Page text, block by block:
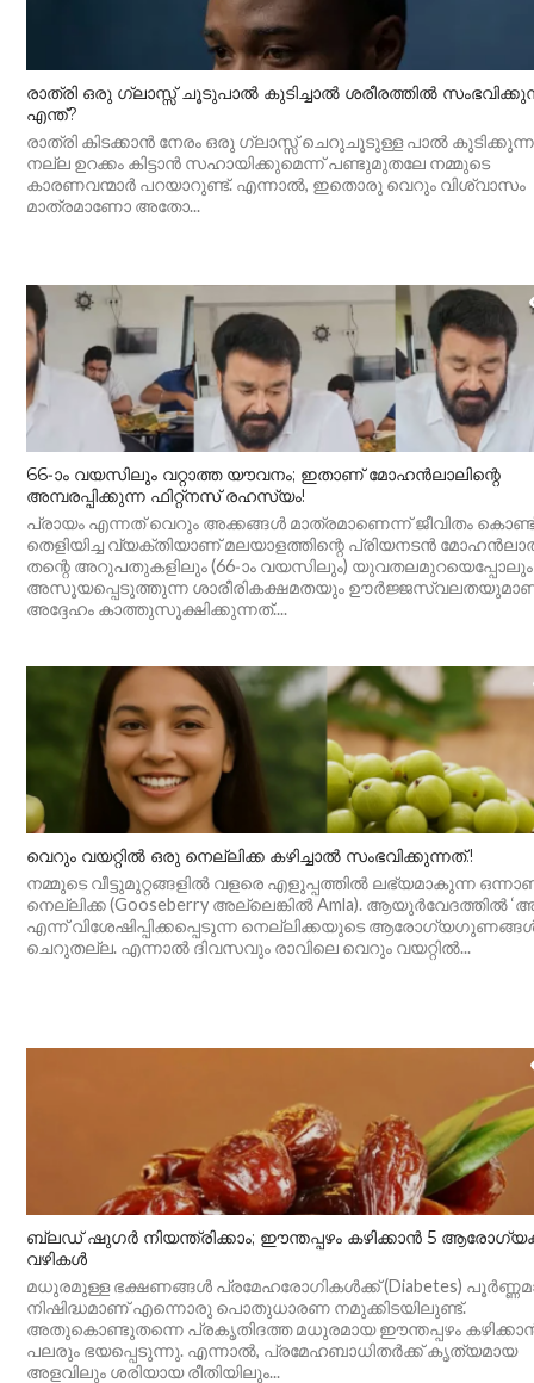
രാത്രി ഒരു ഗ്ലാസ്സ് ചൂടുപാൽ കുടിച്ചാൽ ശരീരത്തിൽ
എന്ത്?
രാത്രി കിടക്കാൻ നേരം ഒരു ഗ്ലാസ്സ് ചെറുചൂടുള്ള പാൽ
നല്ല ഉറക്കം കിട്ടാൻ സഹായിക്കുമെന്ന് പണ്ടുമുതലേ നമ്മുടെ
കാരണവന്മാർ പറയാറുണ്ട്. എന്നാൽ, ഇതൊരു വെറും വിശ്വാസം
മാത്രമാണോ അതോ...
66-ാം വയസിലും വറ്റാത്ത യൗവനം; ഇതാണ് മോഹൻലാലിന്റെ
അമ്പരപ്പിക്കുന്ന ഫിറ്റ്‌നസ് രഹസ്യം!
പ്രായം എന്നത് വെറും അക്കങ്ങൾ മാത്രമാണെന്ന് ജീവിതം കൊണ്ട്
തെളിയിച്ച വ്യക്തിയാണ് മലയാളത്തിന്റെ പ്രിയനടൻ
തന്റെ അറുപതുകളിലും (66-ാം വയസിലും) യുവതലമുറയെപ്പോലും
അസൂയപ്പെടുത്തുന്ന ശാരീരികക്ഷമതയും
അദ്ദേഹം കാത്തുസൂക്ഷിക്കുന്നത്....
വെറും വയറ്റിൽ ഒരു നെല്ലിക്ക കഴിച്ചാൽ സംഭവിക്കുന്നത്.!
നമ്മുടെ വീട്ടുമുറ്റങ്ങളിൽ വളരെ എളുപ്പത്തിൽ ലഭ്യമാകുന്ന
നെല്ലിക്ക (Gooseberry അല്ലെങ്കിൽ Amla). ആയുർവേദത്തിൽ
എന്ന് വിശേഷിപ്പിക്കപ്പെടുന്ന നെല്ലിക്കയുടെ
ചെറുതല്ല. എന്നാൽ ദിവസവും രാവിലെ വെറും വയറ്റിൽ...
ബ്ലഡ് ഷുഗർ നിയന്ത്രിക്കാം; ഈന്തപ്പഴം കഴിക്കാൻ 5
വഴികൾ
മധുരമുള്ള ഭക്ഷണങ്ങൾ പ്രമേഹരോഗികൾക്ക് (Diabetes)
നിഷിദ്ധമാണ് എന്നൊരു പൊതുധാരണ നമുക്കിടയിലുണ്ട്.
അതുകൊണ്ടുതന്നെ പ്രകൃതിദത്ത മധുരമായ ഈന്തപ്പഴം
പലരും ഭയപ്പെടുന്നു. എന്നാൽ, പ്രമേഹബാധിതർക്ക് കൃത്യമായ
അളവിലും ശരിയായ രീതിയിലും...